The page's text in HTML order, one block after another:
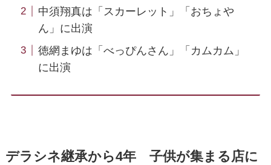
中須翔真は「スカーレット」「おちょや
ん」に出演
徳網まゆは「べっぴんさん」「カムカム」
に出演
デラシネ継承から4年 子供が集まる店に